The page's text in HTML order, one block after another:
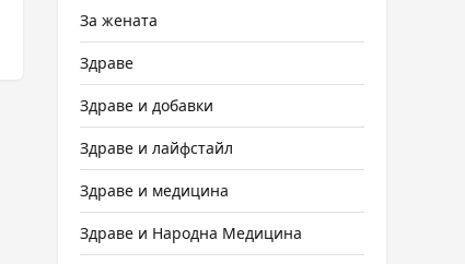
За жената
Здраве
Здраве и добавки
Здраве и лайфстайл
Здраве и медицина
Здраве и Народна Медицина